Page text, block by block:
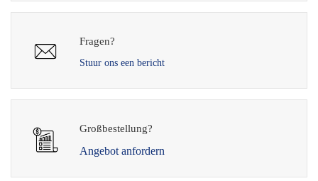
Fragen?
Stuur ons een bericht
Großbestellung?
Angebot anfordern